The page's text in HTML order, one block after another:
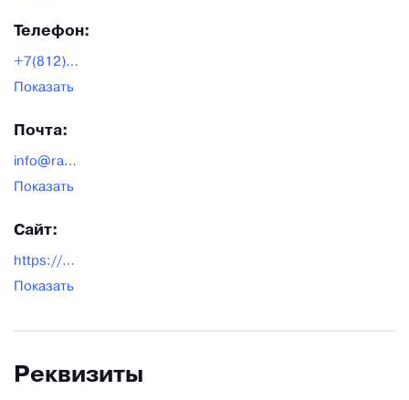
Телефон:
+7(812)300-35-63
Показать
Почта:
info@radetali.ru
Показать
Сайт:
https://www.radetali.ru/
Показать
Реквизиты